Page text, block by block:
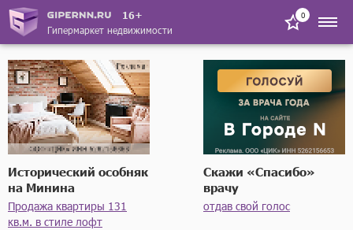
16+
Гипермаркет недвижимости
0
Исторический особняк
на Минина
Продажа квартиры 131
кв.м. в стиле лофт
Скажи «Спасибо»
врачу
отдав свой голос